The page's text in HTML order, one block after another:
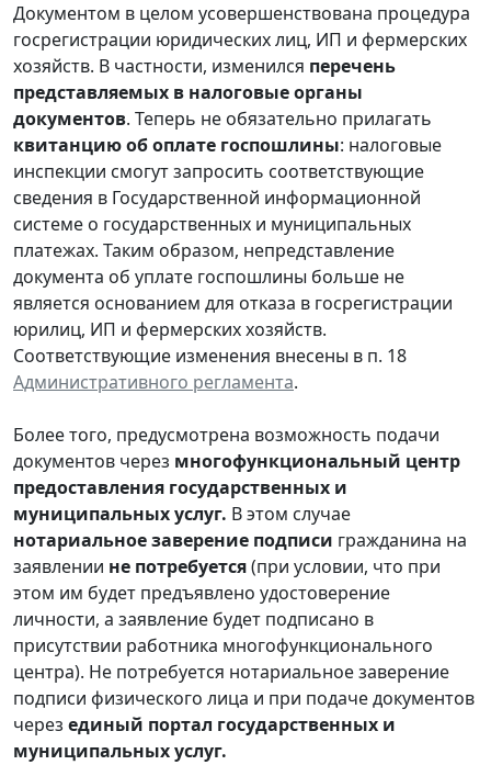
Документом в целом усовершенствована процедура
госрегистрации юридических лиц, ИП и фермерских
хозяйств. В частности, изменился перечень
представляемых в налоговые органы
документов. Теперь не обязательно прилагать
квитанцию об оплате госпошлины: налоговые
инспекции смогут запросить соответствующие
сведения в Государственной информационной
системе о государственных и муниципальных
платежах. Таким образом, непредставление
документа об уплате госпошлины больше не
является основанием для отказа в госрегистрации
юрилиц, ИП и фермерских хозяйств.
Соответствующие изменения внесены в п. 18
Административного регламента.
Более того, предусмотрена возможность подачи
документов через многофункциональный центр
предоставления государственных и
муниципальных услуг. В этом случае
нотариальное заверение подписи гражданина на
заявлении не потребуется(при условии, что при
этом им будет предъявлено удостоверение
личности, а заявление будет подписано в
присутствии работника многофункционального
центра). Не потребуется нотариальное заверение
подписи физического лица и при подаче документов
через единый портал государственных и
муниципальных услуг.